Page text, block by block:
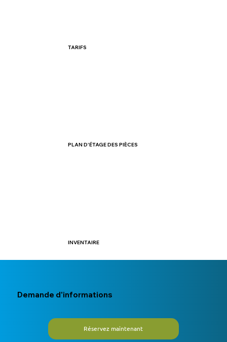
TARIFS
PLAN D'ÉTAGE DES PIÈCES
INVENTAIRE
Demande d'informations
Réservez maintenant